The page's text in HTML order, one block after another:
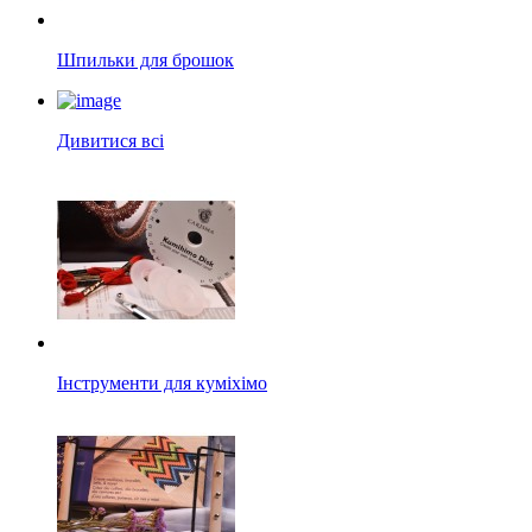
Шпильки для брошок
Дивитися всі
Інструменти для куміхімо